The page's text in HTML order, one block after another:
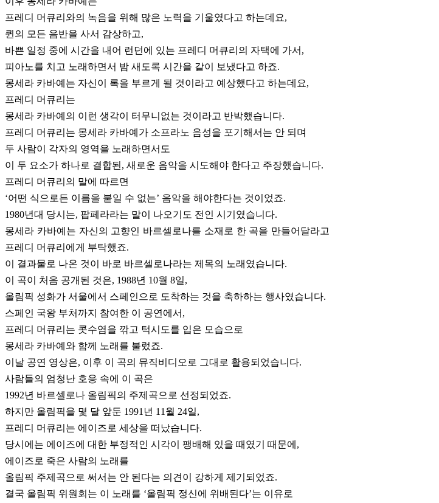
프레디 머큐리와의 녹음을 위해 많은 노력을 기울였다고 하는데요,
퀸의 모든 음반을 사서 감상하고,
바쁜 일정 중에 시간을 내어 런던에 있는 프레디 머큐리의 자택에 가서,
피아노를 치고 노래하면서 밤 새도록 시간을 같이 보냈다고 하죠.
몽세라 카바예는 자신이 록을 부르게 될 것이라고 예상했다고 하는데요,
프레디 머큐리는
몽세라 카바예의 이런 생각이 터무니없는 것이라고 반박했습니다.
프레디 머큐리는 몽세라 카바예가 소프라노 음성을 포기해서는 안 되며
두 사람이 각자의 영역을 노래하면서도
이 두 요소가 하나로 결합된, 새로운 음악을 시도해야 한다고 주장했습니다.
프레디 머큐리의 말에 따르면
‘어떤 식으로든 이름을 붙일 수 없는’ 음악을 해야한다는 것이었죠.
1980년대 당시는, 팝페라라는 말이 나오기도 전인 시기였습니다.
몽세라 카바예는 자신의 고향인 바르셀로나를 소재로 한 곡을 만들어달라고
프레디 머큐리에게 부탁했죠.
이 결과물로 나온 것이 바로 바르셀로나라는 제목의 노래였습니다.
이 곡이 처음 공개된 것은, 1988년 10월 8일,
올림픽 성화가 서울에서 스페인으로 도착하는 것을 축하하는 행사였습니다.
스페인 국왕 부처까지 참여한 이 공연에서,
프레디 머큐리는 콧수염을 깎고 턱시도를 입은 모습으로
몽세라 카바예와 함께 노래를 불렀죠.
이날 공연 영상은, 이후 이 곡의 뮤직비디오로 그대로 활용되었습니다.
사람들의 엄청난 호응 속에 이 곡은
1992년 바르셀로나 올림픽의 주제곡으로 선정되었죠.
하지만 올림픽을 몇 달 앞둔 1991년 11월 24일,
프레디 머큐리는 에이즈로 세상을 떠났습니다.
당시에는 에이즈에 대한 부정적인 시각이 팽배해 있을 때였기 때문에,
에이즈로 죽은 사람의 노래를
올림픽 주제곡으로 써서는 안 된다는 의견이 강하게 제기되었죠.
결국 올림픽 위원회는 이 노래를 ‘올림픽 정신에 위배된다’는 이유로